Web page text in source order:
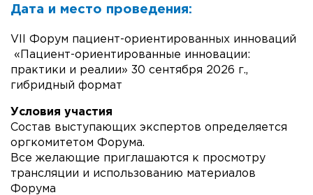
Дата и место проведения:
VII Форум пациент-ориентированных инноваций
«Пациент-ориентированные инновации:
практики и реалии» 30 сентября 2026 г.,
гибридный формат
Условия участия
Состав выступающих экспертов определяется
оргкомитетом Форума.
Все желающие приглашаются к просмотру
трансляции и использованию материалов
Форума